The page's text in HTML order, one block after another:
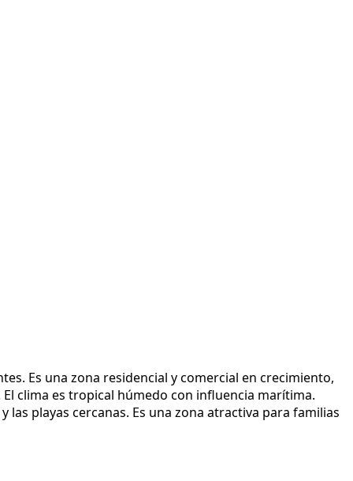
Es una zona residencial y comercial en crecimiento,
clima es tropical húmedo con influencia marítima.
playas cercanas. Es una zona atractiva para familias